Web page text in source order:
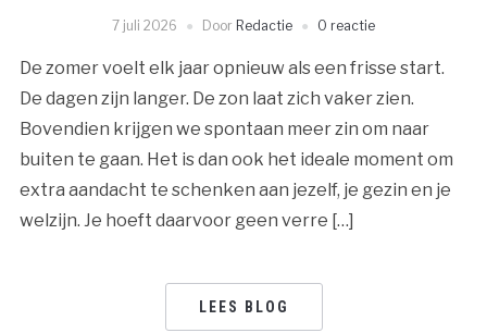
7 juli 2026 Door Redactie 0 reactie
De zomer voelt elk jaar opnieuw als een frisse start.
De dagen zijn langer. De zon laat zich vaker zien.
Bovendien krijgen we spontaan meer zin om naar
buiten te gaan. Het is dan ook het ideale moment om
extra aandacht te schenken aan jezelf, je gezin en je
welzijn. Je hoeft daarvoor geen verre […]
LEES BLOG